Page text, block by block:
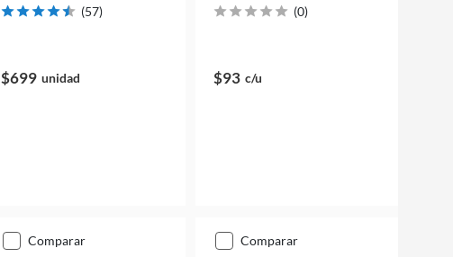
(57)
$699 unidad
(0)
$93 c/u
comparar comparar